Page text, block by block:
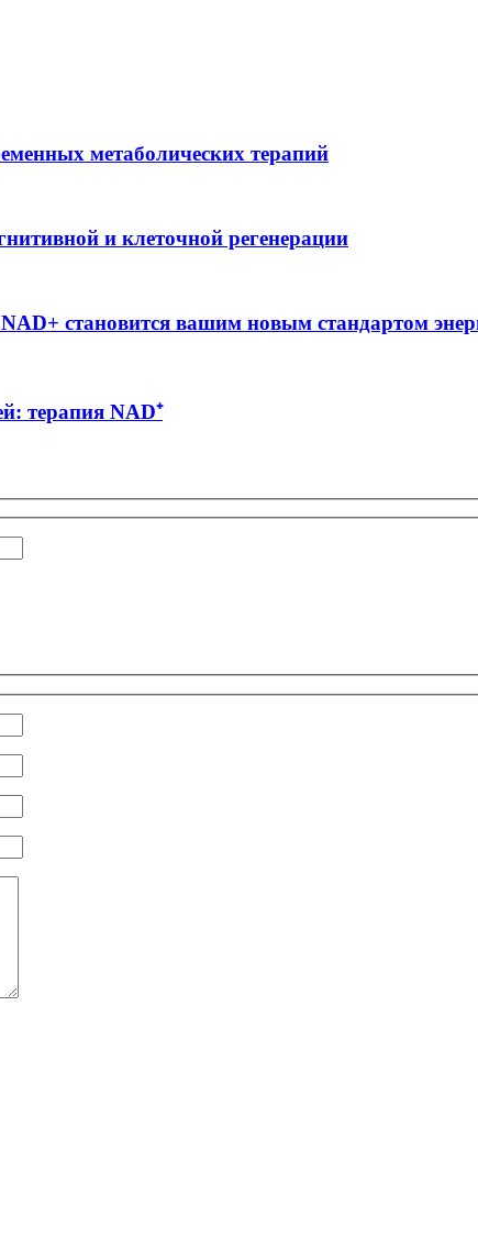
метаболических терапий
и клеточной регенерации
становится вашим новым стандартом
терапия NAD⁺